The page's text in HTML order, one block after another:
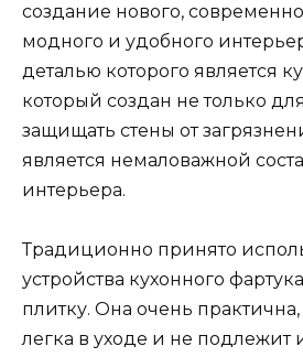
создание нового,
модного и удобного
деталью которого является
который создан не только
защищать стены от
является немаловажной
интерьера.
Традиционно принято
устройства кухонного
плитку. Она очень
легка в уходе и не подлежит